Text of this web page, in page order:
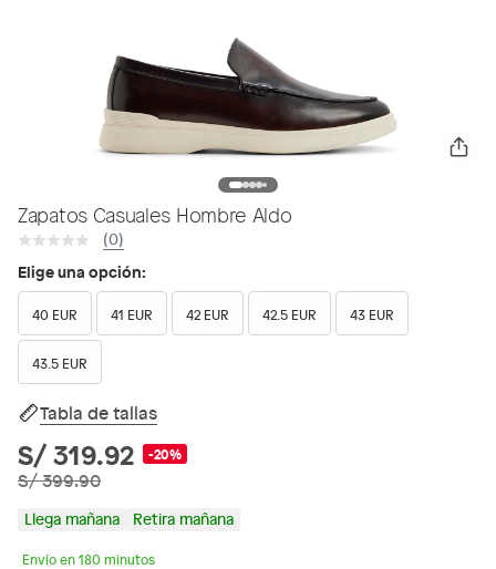
Zapatos Casuales Hombre Aldo
(0)
Elige una opción:
40 EUR 41 EUR 42 EUR 42.5 EUR 43 EUR
43.5 EUR
Tabla de tallas
S/ 319.92 -20%
S/ 399.90
Llega mañana Retira mañana
Envío en 180 minutos